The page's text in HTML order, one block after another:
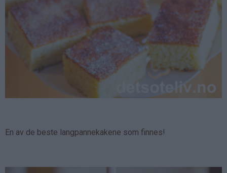
En av de beste langpannekakene som finnes!